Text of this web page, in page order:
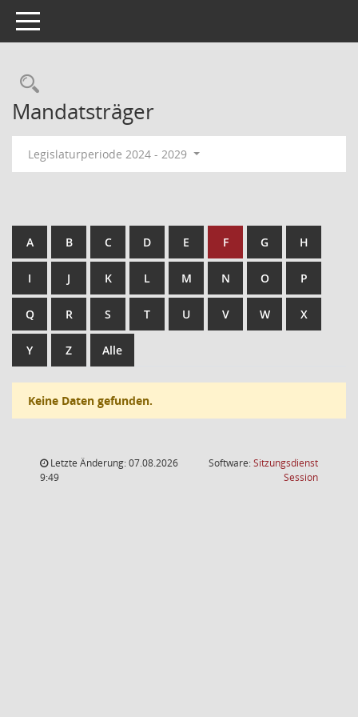
Toggle navigation
Mandatsträger
Legislaturperiode 2024 - 2029
A B C D E F G H
I J K L M N O P
Q R S T U V W X
Y Z Alle
Keine Daten gefunden.
Letzte Änderung: 07.08.2026
9:49
Software:Sitzungsdienst
Session(Wird in